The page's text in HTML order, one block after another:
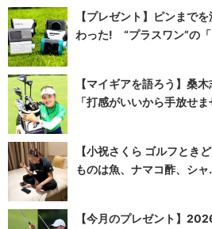
【プレゼント】ピンまで
わった! “プラスワン”の
【マイギアを語ろう】桑
「打感がいいから手放せま
【小祝さくら ゴルフと
ものは魚、ナマコ酢、シャ
【今月のプレゼント】